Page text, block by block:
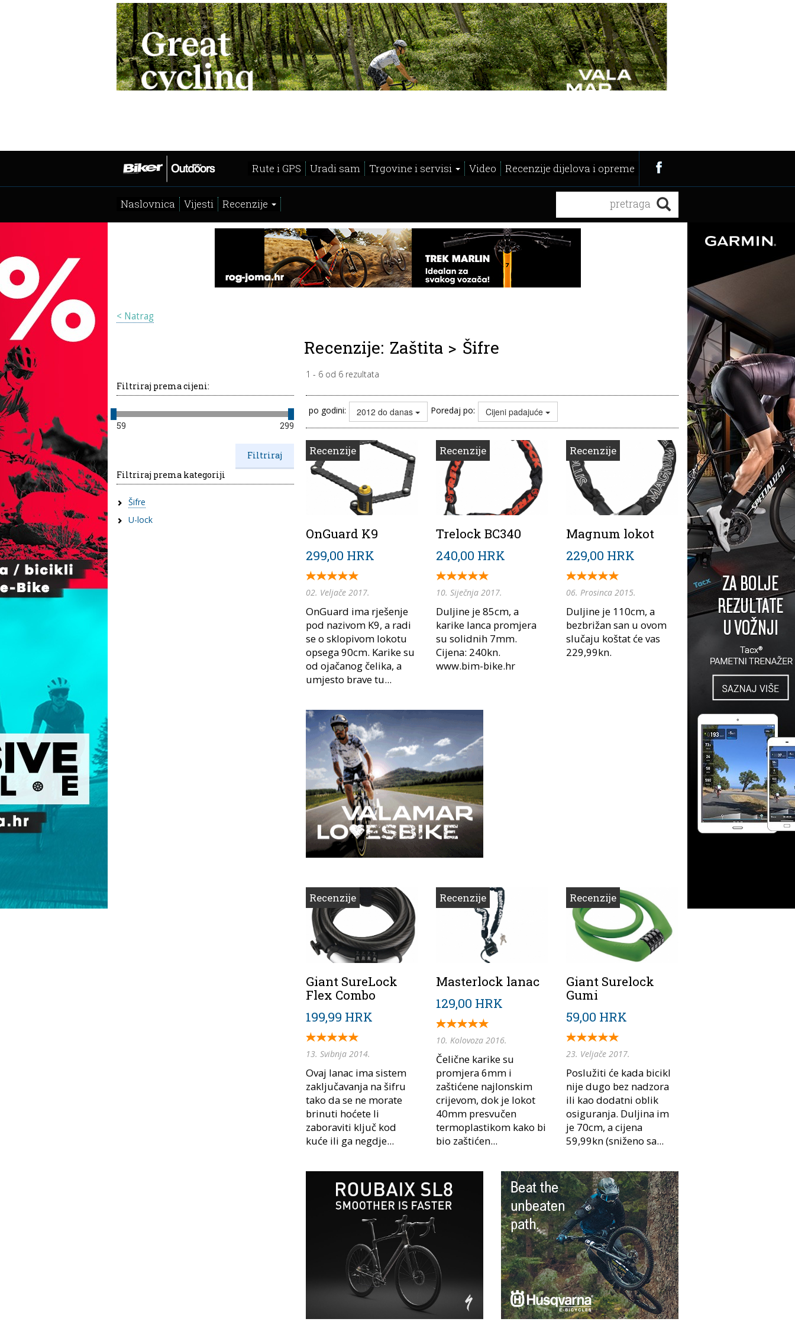
Rute i GPS Uradi sam Trgovine i servisi Video Recenzije dijelova i opreme
Naslovnica Vijesti Recenzije
< Natrag
Recenzije: Zaštita > Šifre
1 - 6 od 6 rezultata
Filtriraj prema cijeni:
59 299
Filtriraj prema kategoriji
Šifre
U-lock
po godini: 2012 do danas Poredaj po: Cijeni padajuće
Recenzije
OnGuard K9
299,00 HRK
02. Veljače 2017.
OnGuard ima rješenje
pod nazivom K9, a radi
se o sklopivom lokotu
opsega 90cm. Karike su
od ojačanog čelika, a
umjesto brave tu...
Recenzije
Trelock BC340
240,00 HRK
10. Siječnja 2017.
Duljine je 85cm, a
karike lanca promjera
su solidnih 7mm.
Cijena: 240kn.
www.bim-bike.hr
Recenzije
Magnum lokot
229,00 HRK
06. Prosinca 2015.
Duljine je 110cm, a
bezbrižan san u ovom
slučaju koštat će vas
229,99kn.
Recenzije
Giant SureLock
Flex Combo
199,99 HRK
13. Svibnja 2014.
Ovaj lanac ima sistem
zaključavanja na šifru
tako da se ne morate
brinuti hoćete li
zaboraviti ključ kod
kuće ili ga negdje...
Recenzije
Masterlock lanac
129,00 HRK
10. Kolovoza 2016.
Čelične karike su
promjera 6mm i
zaštićene najlonskim
crijevom, dok je lokot
40mm presvučen
termoplastikom kako bi
bio zaštićen...
Recenzije
Giant Surelock
Gumi
59,00 HRK
23. Veljače 2017.
Poslužiti će kada bicikl
nije dugo bez nadzora
ili kao dodatni oblik
osiguranja. Duljina im
je 70cm, a cijena
59,99kn (sniženo sa...